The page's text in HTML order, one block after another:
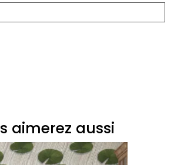
aimerez aussi